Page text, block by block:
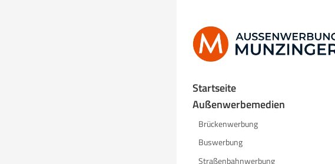
Startseite
Außenwerbemedien
Brückenwerbung
Buswerbung
Straßenbahnwerbung